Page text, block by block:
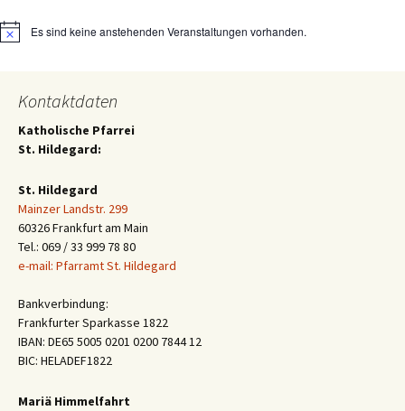
HinweisEs sind keine anstehenden Veranstaltungen vorhanden.
Kontaktdaten
Katholische Pfarrei
St. Hildegard:
St. Hildegard
Mainzer Landstr. 299
60326 Frankfurt am Main
Tel.: 069 / 33 999 78 80
e-mail: Pfarramt St. Hildegard
Bankverbindung:
Frankfurter Sparkasse 1822
IBAN: DE65 5005 0201 0200 7844 12
BIC: HELADEF1822
Mariä Himmelfahrt